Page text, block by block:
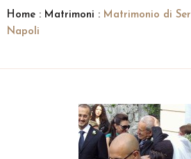
Home : Matrimoni : Matrimonio di
Napoli